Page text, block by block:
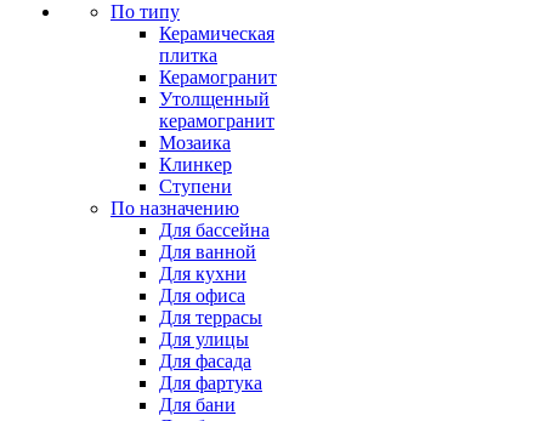
По типу
Керамическая
плитка
Керамогранит
Утолщенный
керамогранит
Мозаика
Клинкер
Ступени
По назначению
Для бассейна
Для ванной
Для кухни
Для офиса
Для террасы
Для улицы
Для фасада
Для фартука
Для бани